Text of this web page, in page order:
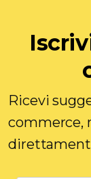
Ricevi
commerce,